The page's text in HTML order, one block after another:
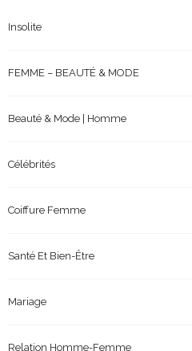
Insolite
FEMME – BEAUTÉ & MODE
Beauté & Mode | Homme
Célébrités
Coiffure Femme
Santé Et Bien-Être
Mariage
Relation Homme-Femme